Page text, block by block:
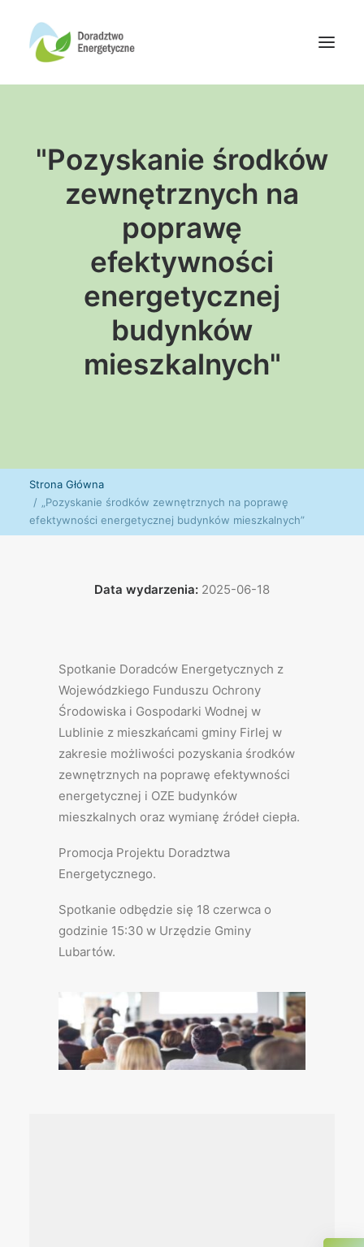
Aktualności
Oferta finansowania
Wyszukiwanie
"Pozyskanie środków
zewnętrznych na
poprawę
efektywności
energetycznej
budynków
mieszkalnych"
Strona Główna
„Pozyskanie środków zewnętrznych na poprawę
efektywności energetycznej budynków mieszkalnych”
Data wydarzenia: 2025-06-18
Spotkanie Doradców Energetycznych z
Wojewódzkiego Funduszu Ochrony
Środowiska i Gospodarki Wodnej w
Lublinie z mieszkańcami gminy Firlej w
zakresie możliwości pozyskania środków
zewnętrznych na poprawę efektywności
energetycznej i OZE budynków
mieszkalnych oraz wymianę źródeł ciepła.
Promocja Projektu Doradztwa
Energetycznego.
Spotkanie odbędzie się 18 czerwca o
godzinie 15:30 w Urzędzie Gminy
Lubartów.